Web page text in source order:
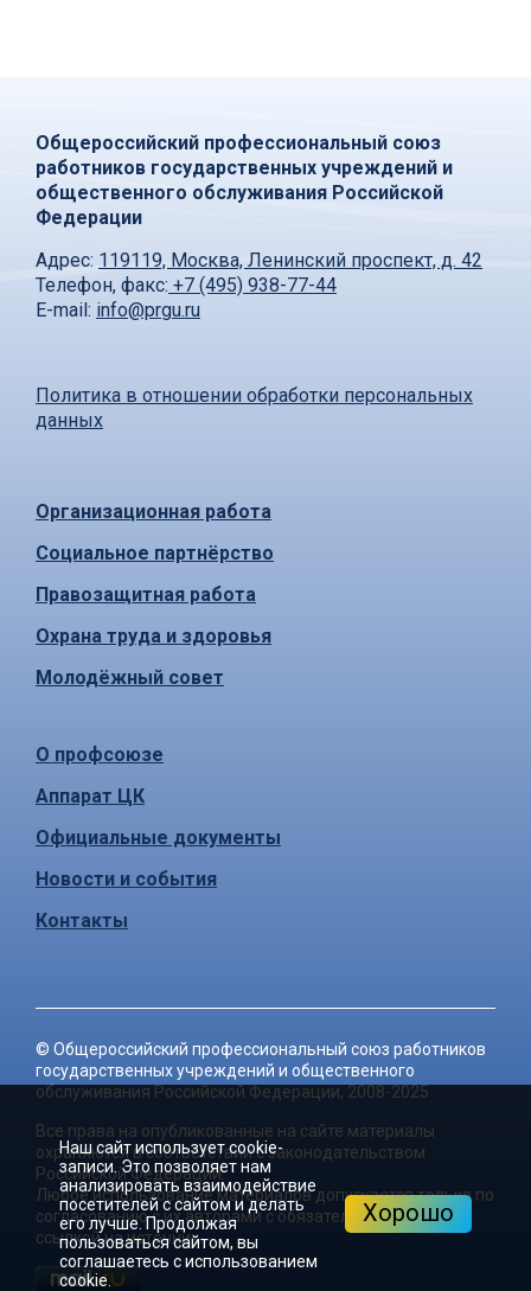
Общероссийский профессиональный союз
работников государственных учреждений и
общественного обслуживания Российской
Федерации
Адрес: 119119, Москва, Ленинский проспект, д. 42
Телефон, факс: +7 (495) 938-77-44
E-mail: info@prgu.ru
Политика в отношении обработки персональных
данных
Организационная работа
Социальное партнёрство
Правозащитная работа
Охрана труда и здоровья
Молодёжный совет
О профсоюзе
Аппарат ЦК
Официальные документы
Новости и события
Контакты
© Общероссийский профессиональный союз работников
государственных учреждений и общественного
обслуживания Российской Федерации, 2008-2025
Все права на опубликованные на сайте материалы
охраняются в соответствии с законодательством
Российской Федерации.
Любое использование материалов допускается только по
согласованию с их авторами с обязательной активной
ссылкой на источник.
Наш сайт использует cookie-
записи. Это позволяет нам
анализировать взаимодействие
посетителей с сайтом и делать
его лучше. Продолжая
пользоваться сайтом, вы
соглашаетесь с использованием
cookie.
Хорошо